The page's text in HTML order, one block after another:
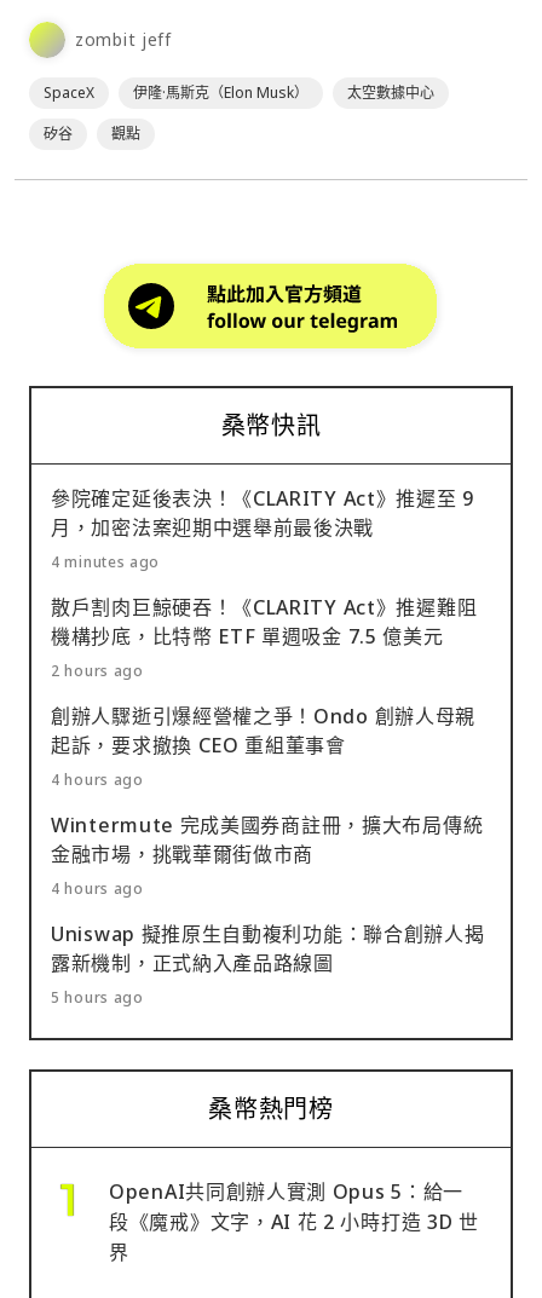
度對談，並將其視為太空探索科技公司 SpaceX⋯
zombit jeff
SpaceX 伊隆·馬斯克（Elon Musk）
太空數據中心
矽谷
觀點
桑幣快訊
參院確定延後表決！《CLARITY Act》推遲至 9
月，加密法案迎期中選舉前最後決戰
4 minutes ago
散戶割肉巨鯨硬吞！《CLARITY Act》推遲難阻
機構抄底，比特幣 ETF 單週吸金 7.5 億美元
2 hours ago
創辦人驟逝引爆經營權之爭！Ondo 創辦人母親
起訴，要求撤換 CEO 重組董事會
4 hours ago
Wintermute 完成美國券商註冊，擴大布局傳統
金融市場，挑戰華爾街做市商
4 hours ago
Uniswap 擬推原生自動複利功能：聯合創辦人揭
露新機制，正式納入產品路線圖
5 hours ago
桑幣熱門榜
OpenAI共同創辦人實測 Opus 5：給一
段《魔戒》文字，AI 花 2 小時打造 3D 世
界